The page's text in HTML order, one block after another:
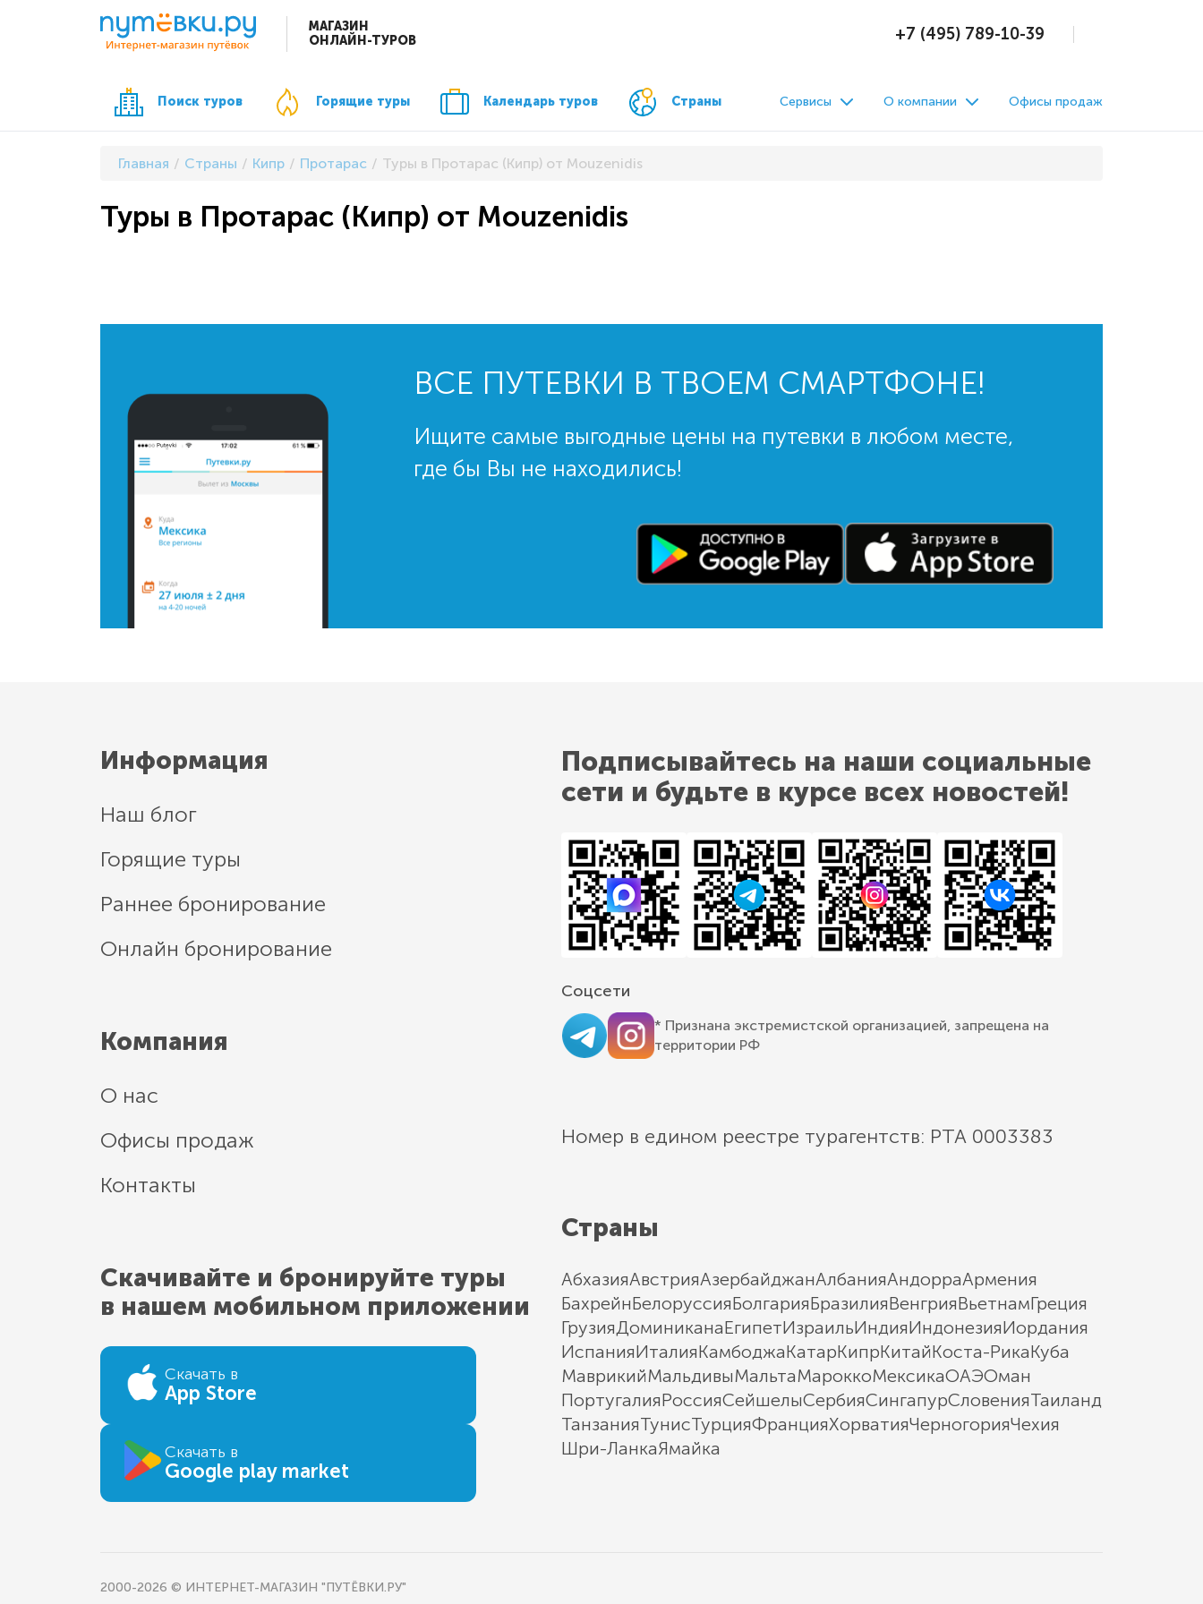
МАГАЗИН
ОНЛАЙН-ТУРОВ
+7 (495) 789-10-39
Поиск туров Горящие туры Календарь туров Страны Сервисы О компании Офисы продаж
Главная Страны Кипр Протарас Туры в Протарас (Кипр) от Mouzenidis
Туры в Протарас (Кипр) от Mouzenidis
ВСЕ ПУТЕВКИ В ТВОЕМ СМАРТФОНЕ!
Ищите самые выгодные цены на путевки в любом месте,
где бы Вы не находились!
Информация
Наш блог
Горящие туры
Раннее бронирование
Онлайн бронирование
Компания
О нас
Офисы продаж
Контакты
Скачивайте и бронируйте туры
в нашем мобильном приложении
Скачать в
App Store
Скачать в
Google play market
Подписывайтесь на наши социальные
сети и будьте в курсе всех новостей!
Соцсети
* Признана экстремистской организацией, запрещена на
территории РФ
Номер в едином реестре турагентств: РТА 0003383
Страны
АбхазияАвстрияАзербайджанАлбанияАндорраАрмения
БахрейнБелоруссияБолгарияБразилияВенгрияВьетнамГреция
ГрузияДоминиканаЕгипетИзраильИндияИндонезияИордания
ИспанияИталияКамбоджаКатарКипрКитайКоста-РикаКуба
МаврикийМальдивыМальтаМароккоМексикаОАЭОман
ПортугалияРоссияСейшелыСербияСингапурСловенияТаиланд
ТанзанияТунисТурцияФранцияХорватияЧерногорияЧехия
Шри-ЛанкаЯмайка
2000-2026 © ИНТЕРНЕТ-МАГАЗИН "ПУТЁВКИ.РУ"